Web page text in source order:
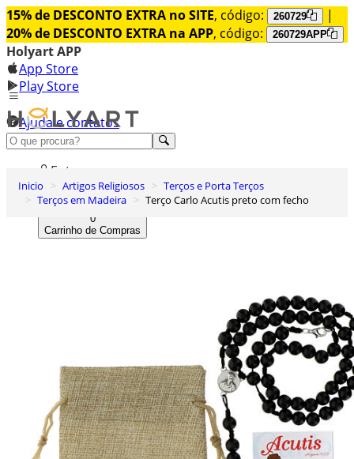
15% de DESCONTO EXTRA no SITE, código: 260729
|
20% de DESCONTO EXTRA na APP, código: 260729APP
Holyart APP
App Store
Play Store
Ajuda e contatos
Conheça premium
Entrar
Lista de Desejos
0
Carrinho de Compras
Inicio Artigos Religiosos
Terços e Porta Terços
Terços em Madeira
Terço Carlo Acutis preto com fecho